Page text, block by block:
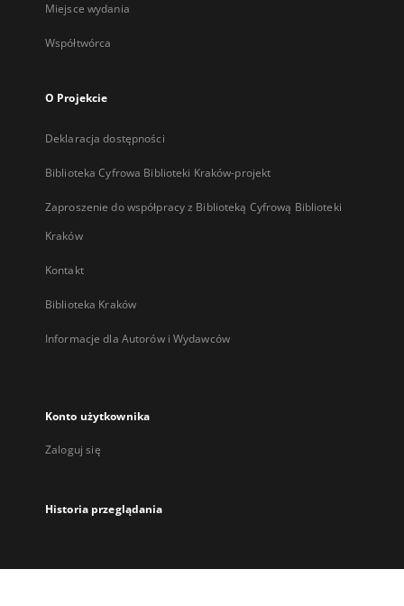
Miejsce wydania
Współtwórca
O Projekcie
Deklaracja dostępności
Biblioteka Cyfrowa Biblioteki Kraków-projekt
Zaproszenie do współpracy z Biblioteką Cyfrową Biblioteki
Kraków
Kontakt
Biblioteka Kraków
Informacje dla Autorów i Wydawców
Konto użytkownika
Zaloguj się
Historia przeglądania